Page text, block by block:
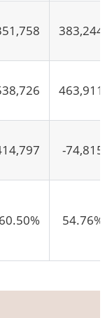
383,244
463,911
-74,815
60.50% 54.76%